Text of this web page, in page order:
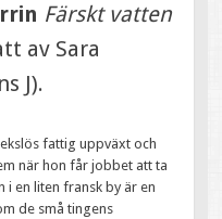
Färskt vatten
av Sara
J).
fattig uppväxt och
när hon får jobbet att ta
i en liten fransk by är en
de små tingens